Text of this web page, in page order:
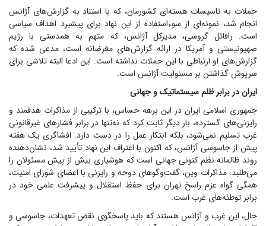
حملات به تاسیسات هسته‌ای کشورمان، که با استناد به گزارش‌های آژانس
انجام شد، نمونه‌ای از سوءاستفاده از این نهاد برای پیشبرد اهداف سیاسی
است. رافائل گروسی، مدیرکل آژانس، که متهم به همدستی با رژیم
صهیونیستی و آمریکا در ارائه گزارش‌های مغرضانه است، مدعی شده که
گزارش‌های او ارتباطی با این حملات نداشته است. این ادعا البته تلاشی برای
سرپوش گذاشتن بر مسئولیت آژانس است.
ایران در برابر ظلم سیستماتیک و جهانی
جمهوری اسلامی ایران در این برهه حساس، با ترکیبی از مذاکرات هدفمند و
رایزنی‌های گسترده، بار دیگر ثابت کرد که نه‌تنها در برابر فشار‌های غیرقانونی
غرب تسلیم نمی‌شود، بلکه ابتکار عمل را در دست دارد. افشاگری یک هفته
پیش از جاسوسی آژانس، که اکنون با اعتراف این نهاد تأیید شد، نشان‌دهنده
روند ظالمانه نظم کنونی جهانی است که هوشیاری بیش از پیش مسئولان را
می‌طلبد. مذاکرات وین، گفت‌و‌گو‌های دوحه و رایزنی با اعضای شورای امنیت،
همگی گواه عزم راسخ تهران برای حفظ استقلال و پیشرفت علمی خود در
برابر توطئه‌های غرب است.
حال، این غرب و آژانس هستند که باید پاسخگوی نقض تعهدات، جاسوسی و